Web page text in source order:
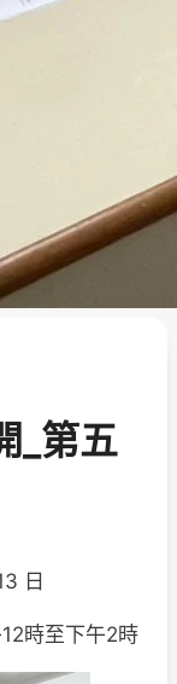
_第五
日
時至下午2時